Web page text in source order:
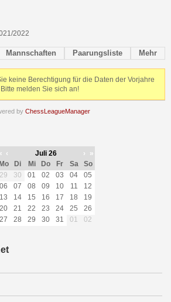
2022
Mannschaften Paarungsliste Mehr
keine Berechtigung für die Daten der Vorjahre
Bitte melden Sie sich an!
by ChessLeagueManager
‹ Juli 26 ›
»
Mo
Di Mi Do Fr Sa
So
29
30 01 02 03 04
05
06
07 08 09 10 11
12
13
14 15 16 17 18
19
20
21 22 23 24 25
26
27
28 29 30 31 01 02